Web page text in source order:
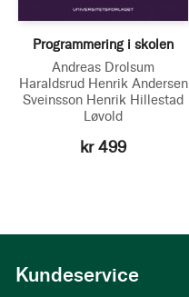
Programmering i skolen
Andreas Drolsum
Haraldsrud Henrik Andersen
Sveinsson Henrik Hillestad
Løvold
kr 499
Kundeservice